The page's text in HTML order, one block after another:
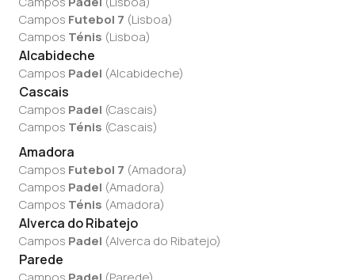
Campos Futebol 7 (Lisboa)
Campos Ténis (Lisboa)
Alcabideche
Campos Padel (Alcabideche)
Cascais
Campos Padel (Cascais)
Campos Ténis (Cascais)
Amadora
Campos Futebol 7 (Amadora)
Campos Padel (Amadora)
Campos Ténis (Amadora)
Alverca do Ribatejo
Campos Padel (Alverca do Ribatejo)
Parede